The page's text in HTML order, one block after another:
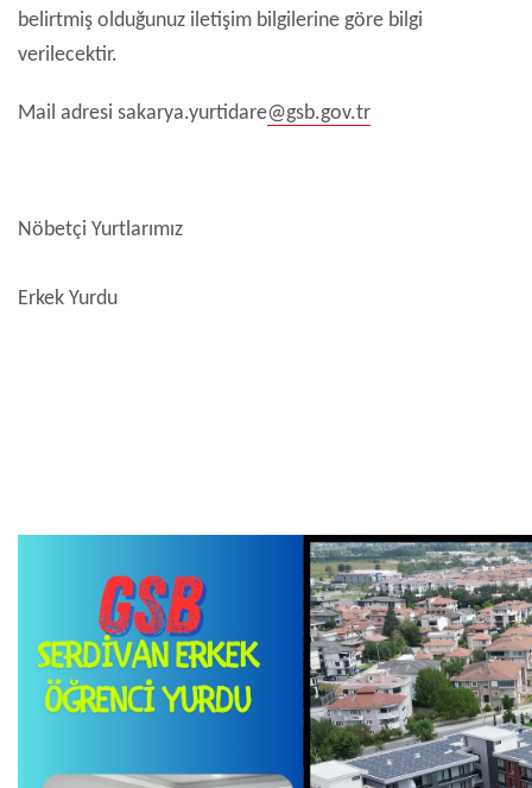
belirtmiş olduğunuz iletişim bilgilerine göre bilgi
verilecektir.
Mail adresi sakarya.yurtidare@gsb.gov.tr
Nöbetçi Yurtlarımız
Erkek Yurdu